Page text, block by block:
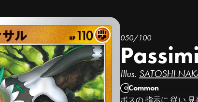
050/100
Illus. SATOSHI
Common
ボスの 指示に 従い 見